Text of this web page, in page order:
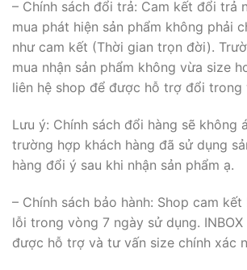
– Chính sách đổi trả: Cam kết đổi trả
mua phát hiện sản phẩm không phải
như cam kết (Thời gian trọn đời).
mua nhận sản phẩm không vừa size
liên hệ shop để được hỗ trợ đổi trong
Lưu ý: Chính sách đổi hàng sẽ không
trường hợp khách hàng đã sử dụng
hàng đổi ý sau khi nhận sản phẩm ạ.
– Chính sách bảo hành: Shop cam
lỗi trong vòng 7 ngày sử dụng.
được hỗ trợ và tư vấn size chính xác